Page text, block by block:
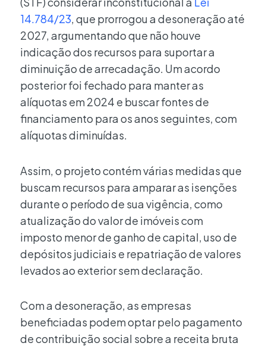
14.784/23, que prorrogou a desoneração até
2027, argumentando que não houve
indicação dos recursos para suportar a
diminuição de arrecadação. Um acordo
posterior foi fechado para manter as
alíquotas em 2024 e buscar fontes de
financiamento para os anos seguintes, com
alíquotas diminuídas.
Assim, o projeto contém várias medidas que
buscam recursos para amparar as isenções
durante o período de sua vigência, como
atualização do valor de imóveis com
imposto menor de ganho de capital, uso de
depósitos judiciais e repatriação de valores
levados ao exterior sem declaração.
Com a desoneração, as empresas
beneficiadas podem optar pelo pagamento
de contribuição social sobre a receita bruta